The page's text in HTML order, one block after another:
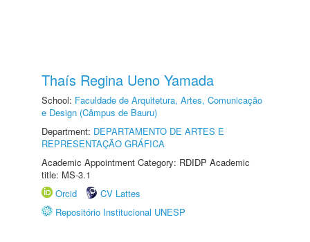
Thaís Regina Ueno Yamada
School: Faculdade de Arquitetura, Artes, Comunicação
e Design (Câmpus de Bauru)
Department: DEPARTAMENTO DE ARTES E
REPRESENTAÇÃO GRÁFICA
Academic Appointment Category: RDIDP Academic
title: MS-3.1
Orcid
CV Lattes
Repositório Institucional UNESP